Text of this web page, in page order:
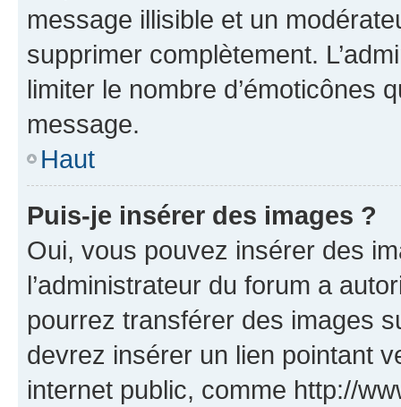
message illisible et un
supprimer complètement.
limiter le nombre d’émoticônes
message.
Haut
Puis-je insérer des images ?
Oui, vous pouvez insérer des
l’administrateur du forum a
pourrez transférer des images
devrez insérer un lien pointant
internet public, comme http://